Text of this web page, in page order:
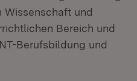
und
Bereich und
Berufsbildung und